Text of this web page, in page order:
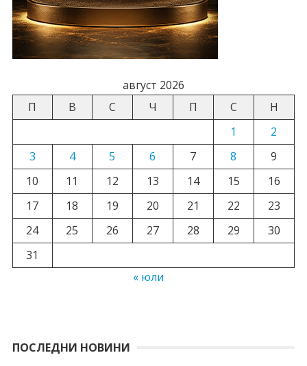
август 2026
П
В С Ч П С
Н
1
2
3
4 5 6 7 8
9
10
11 12 13 14 15
16
17
18 19 20 21 22
23
24
25 26 27 28 29
30
31
« юли
ПОСЛЕДНИ НОВИНИ